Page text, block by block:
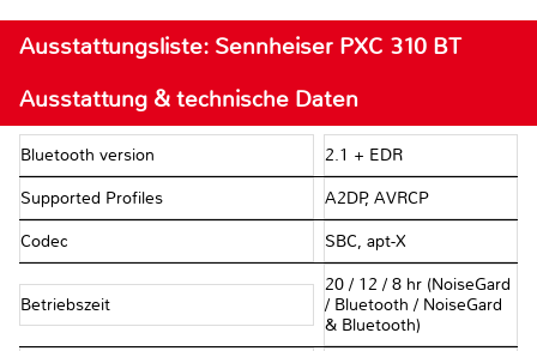
Ausstattungsliste: Sennheiser PXC 310 BT
Ausstattung & technische Daten
Bluetooth version 2.1 + EDR
Supported Profiles A2DP, AVRCP
Codec SBC, apt-X
Betriebszeit
20 / 12 / 8 hr (NoiseGard
/ Bluetooth / NoiseGard
& Bluetooth)